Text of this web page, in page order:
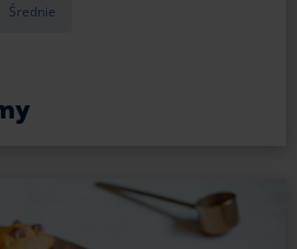
jest na to pewien
do tego trzy składniki:
Gorzkiej 64% E.Wedel
Średnie